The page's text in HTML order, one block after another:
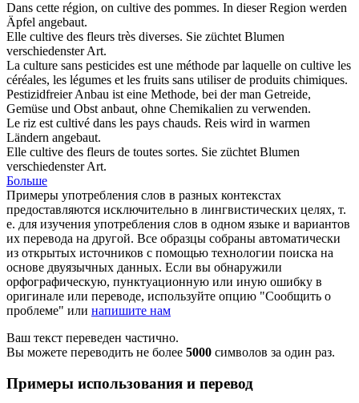
Dans cette région, on cultive des pommes. In dieser Region werden
Äpfel angebaut.
Elle cultive des fleurs très diverses. Sie züchtetBlumen
verschiedenster Art.
La culture sans pesticides est une méthode par laquelle on cultive les
céréales, les légumes et les fruits sans utiliser de produits chimiques.
Pestizidfreier Anbau ist eine Methode, bei der man Getreide,
Gemüse und Obstanbaut, ohne Chemikalien zu verwenden.
Le riz estcultivé dans les pays chauds. Reis wird in warmen
Ländern angebaut.
Elle cultive des fleurs de toutes sortes. Sie züchtetBlumen
verschiedenster Art.
Больше
Примеры употребления слов в разных контекстах
предоставляются исключительно в лингвистических целях, т.
е. для изучения употребления слов в одном языке и вариантов
их перевода на другой. Все образцы собраны автоматически
из открытых источников с помощью технологии поиска на
основе двуязычных данных. Если вы обнаружили
орфографическую, пунктуационную или иную ошибку в
оригинале или переводе, используйте опцию "Сообщить о
проблеме" или напишите нам
Ваш текст переведен частично.
Вы можете переводить не более 5000 символов за один раз.
Примеры использования и перевод